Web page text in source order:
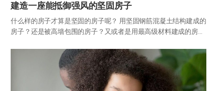
建造一座能抵御强风的坚固房子
什么样的房子才算是坚固的房子呢？ 用坚固钢筋混凝土结构建成的
房子？还是被高墙包围的房子？又或者是用最高级材料建成的房
子的内部。是居住着充满爱与信任的家人、由紧密纽带连接而成的